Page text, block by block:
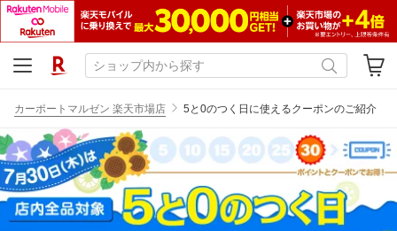
カーポートマルゼン 楽天市場店 5と0のつく日に使えるクーポンのご紹介